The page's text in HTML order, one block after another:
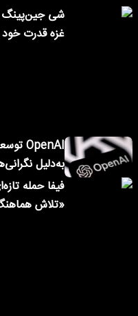
شی جین‌پینگ
غزه قدرت خود
به‌دلیل
فیفا حمله
«تلاش